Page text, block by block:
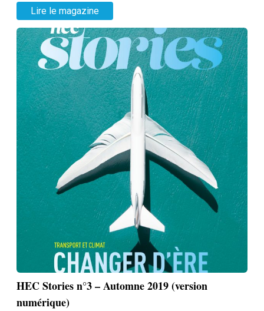
Lire le magazine
HEC Stories n°3 – Automne 2019 (version
numérique)